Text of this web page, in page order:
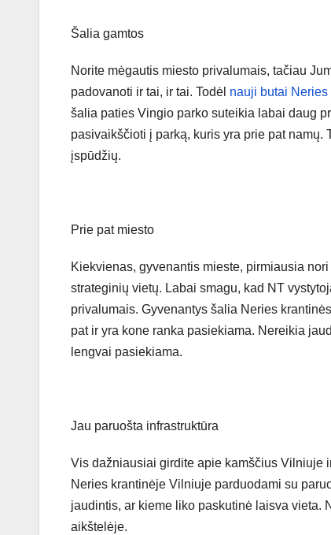
Šalia gamtos
Norite mėgautis miesto privalumais, tačiau
padovanoti ir tai, ir tai. Todėl nauji butai
šalia paties Vingio parko suteikia labai daug
pasivaikščioti į parką, kuris yra prie pat
įspūdžių.
Prie pat miesto
Kiekvienas, gyvenantis mieste, pirmiausia
strateginių vietų. Labai smagu, kad NT
privalumais. Gyvenantys šalia Neries
pat ir yra kone ranka pasiekiama. Nereikia
lengvai pasiekiama.
Jau paruošta infrastruktūra
Vis dažniausiai girdite apie kamščius Vilniuje
Neries krantinėje Vilniuje parduodami su
jaudintis, ar kieme liko paskutinė laisva vieta.
aikštelėje.